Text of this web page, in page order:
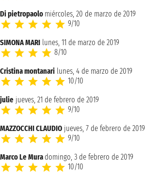
Di pietropaolo miércoles, 20 de marzo de 2019
9/10
SIMONA MARI lunes, 11 de marzo de 2019
8/10
Cristina montanari lunes, 4 de marzo de 2019
10/10
julie jueves, 21 de febrero de 2019
9/10
MAZZOCCHI CLAUDIO jueves, 7 de febrero de 2019
9/10
Marco Le Muradomingo, 3 de febrero de 2019
10/10